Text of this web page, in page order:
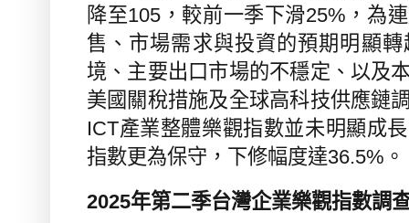
降至105 ，較前一季下滑25% ，為
售、市場需求與投資的預期明顯
境、主要出口市場的不穩定、以及
美國關稅措施及全球高科技供應鏈
ICT產業整體樂觀指數並未明顯成
指數更為保守，下修幅度達36.5% 。
2025年第二季台灣企業樂觀指數調